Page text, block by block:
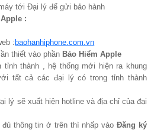
tới Đại lý để gửi bảo hành
:
:baohanhiphone.com.vn
thiết vào phần Bảo Hiểm Apple
thành , hệ thống mới hiện ra khung
tất cả các đại lý có trong tỉnh thành
lý sẽ xuất hiện hotline và địa chỉ của đại
tin ở trên thì nhấp vào Đăng ký